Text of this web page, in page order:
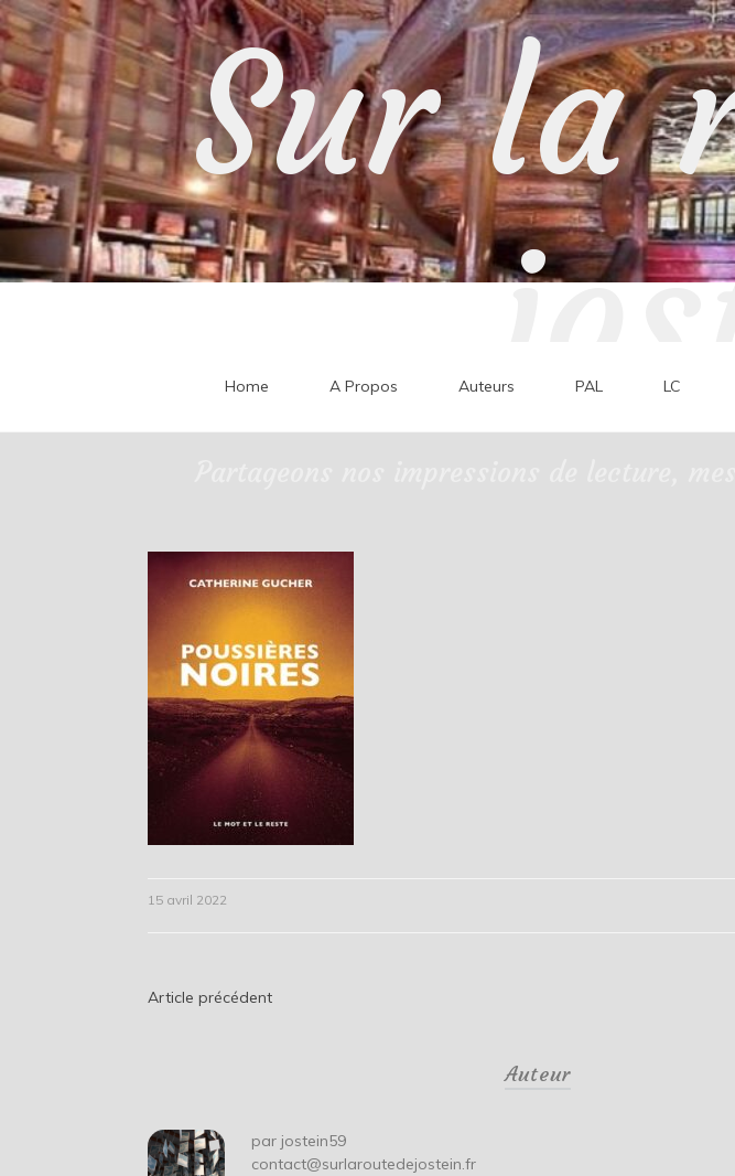
Skip
to
content
Sur la
Home A Propos Auteurs PAL LC
15 avril 2022
Navigation
Article précédent
Auteur
par jostein59
contact@surlaroutedejostein.fr